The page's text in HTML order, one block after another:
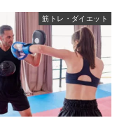
筋トレ・ダイエット